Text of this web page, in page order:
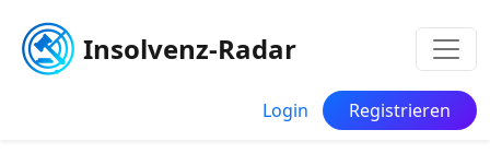
Insolvenz-Radar
Login Registrieren